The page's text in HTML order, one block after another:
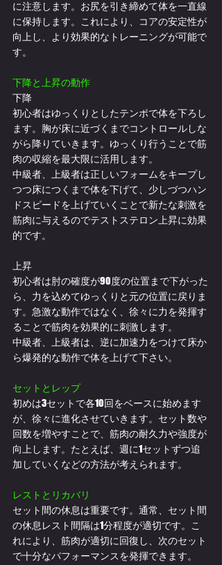
に注意します。お尻を引き締めて体を一直線
に保持します。これにより、コアの安定性が
向上し、より効果的なトレーニングが可能で
す。
下降と上昇の動作
下降
初心者はゆっくりとしたテンポで体を下ろし
ます。胸が床に近づくまでコントロールしな
がら降りていきます。ゆっくり行うことで筋
肉の収縮を最大限に活用します。
中級者、上級者は正しいフォームをキープし
つつ床につくまで体を下げて、少しづつハン
ドスピードを上げていくことで新たな刺激を
筋肉に与えるのでテストステロン上昇に効果
的です。
上昇
初心者は肘の確度が90度の位置まで下がった
ら、力を込めてゆっくりと元の位置に戻りま
す。急激な動作ではなく、徐々に力を発揮す
ることで筋肉を効果的に刺激します。
中級者、上級者は、逆に加速力をつけて床か
ら爆発的な動作で体を上げて下さい。
セットとレップ
初めは3セットで各10回をベースに始めます
が、徐々に進化させていきます。セット数や
回数を増やすことで、筋肉の耐久力や強度が
向上します。たとえば、週に1セットずつ追
加していくなどの方法が考えられます。
レストとリカバリ
セット間の休息は重要です。通常、セット間
の休息レスト間隔は1分程度が適切です。こ
れにより、筋肉が適切に回復し、次のセット
で十分なパフォーマンスを発揮できます。